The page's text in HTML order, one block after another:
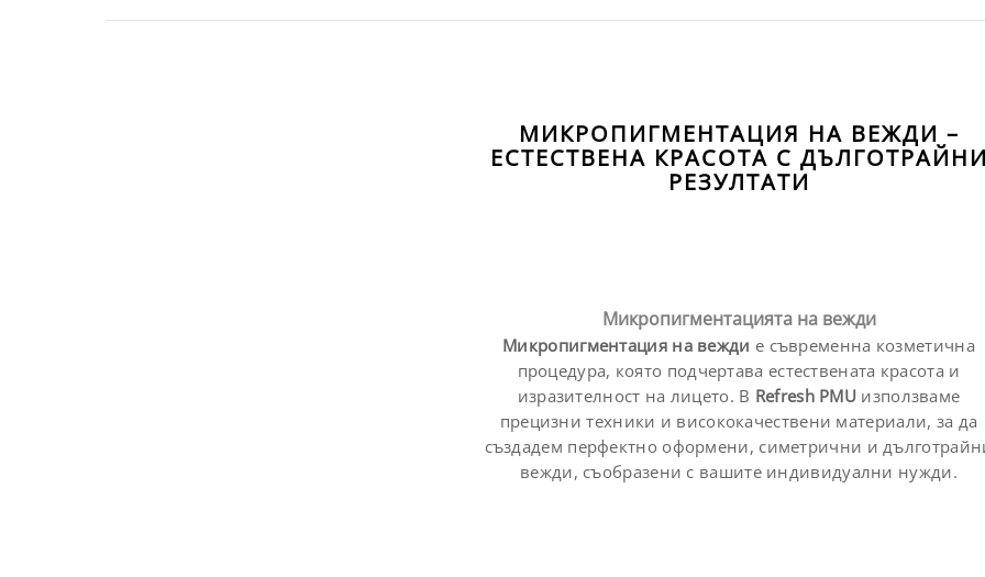
МИКРОПИГМЕНТАЦИЯ НА ВЕЖДИ –
ЕСТЕСТВЕНА КРАСОТА С
РЕЗУЛТАТИ
Микропигментацията на вежди
Микропигментация на вежди е съвременна козметична
процедура, която подчертава естествената красота и
изразителност на лицето. В Refresh PMU използваме
прецизни техники и висококачествени материали, за да
създадем перфектно оформени, симетрични и
вежди, съобразени с вашите индивидуални нужди.